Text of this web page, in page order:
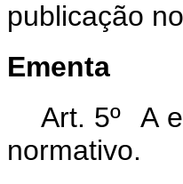
publicação
Ementa
Art. 5º A
normativo.